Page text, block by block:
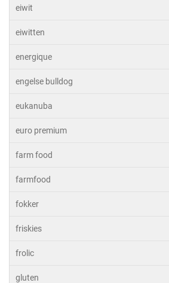
eiwit
eiwitten
energique
engelse bulldog
eukanuba
euro premium
farm food
farmfood
fokker
friskies
frolic
gluten